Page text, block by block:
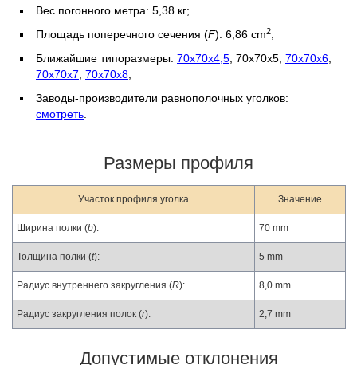
Вес погонного метра: 5,38 кг;
Площадь поперечного сечения (F): 6,86 cm2;
Ближайшие типоразмеры: 70х70х4,5 , 70х70х5, 70х70х6
70х70х7 70х70х8;
Заводы-производители равнополочных уголков:
смотреть
Размеры профиля
Участок профиля уголка Значение
Ширина полки (b): 70 mm
Толщина полки (t): 5 mm
Радиус внутреннего закругления (R): 8,0 mm
Радиус закругления полок (r): 2,7 mm
Допустимые отклонения